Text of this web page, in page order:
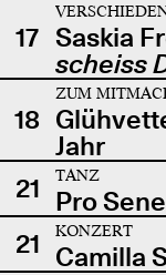
17 Saskia
scheiss
18
ZUM
Jahr
21
TANZ
Pro
21
KONZERT
Camilla